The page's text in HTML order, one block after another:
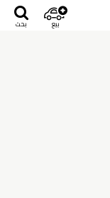
بحث بيع